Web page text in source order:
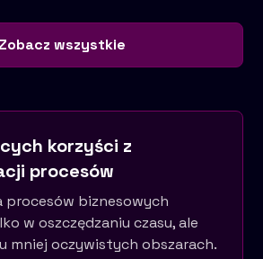
Zobacz wszystkie
korzyści z
procesów
procesów biznesowych
w oszczędzaniu czasu, ale
mniej oczywistych obszarach.